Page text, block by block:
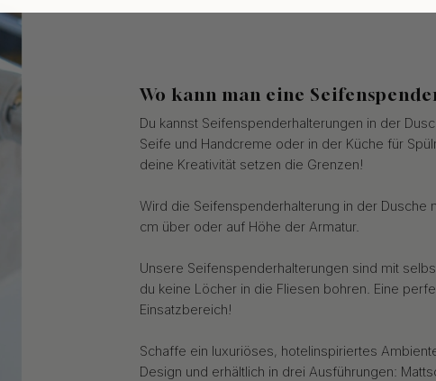
Wo kann man eine
Du kannst Seifenspenderhalterungen in der
Seife und Handcreme oder in der Küche für
deine Kreativität setzen die Grenzen!
Wird die Seifenspenderhalterung in der Dusche
cm über oder auf Höhe der Armatur.
Unsere Seifenspenderhalterungen sind mit
du keine Löcher in die Fliesen bohren. Eine
Einsatzbereich!
Schaffe ein luxuriöses, hotelinspiriertes
Design und erhältlich in drei Ausführungen: